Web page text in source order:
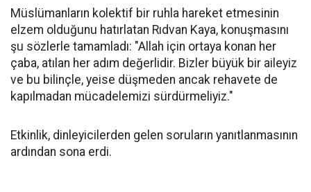
Müslümanların kolektif bir ruhla hareket etmesinin
elzem olduğunu hatırlatan Rıdvan Kaya, konuşmasını
şu sözlerle tamamladı: "Allah için ortaya konan her
çaba, atılan her adım değerlidir. Bizler büyük bir aileyiz
ve bu bilinçle, yeise düşmeden ancak rehavete de
kapılmadan mücadelemizi sürdürmeliyiz."
Etkinlik, dinleyicilerden gelen soruların yanıtlanmasının
ardından sona erdi.